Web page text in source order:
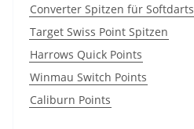
Converter Spitzen für Softdarts
Target Swiss Point Spitzen
Harrows Quick Points
Winmau Switch Points
Caliburn Points